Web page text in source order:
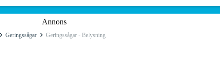
Annons
Geringssågar Geringssågar - Belysning